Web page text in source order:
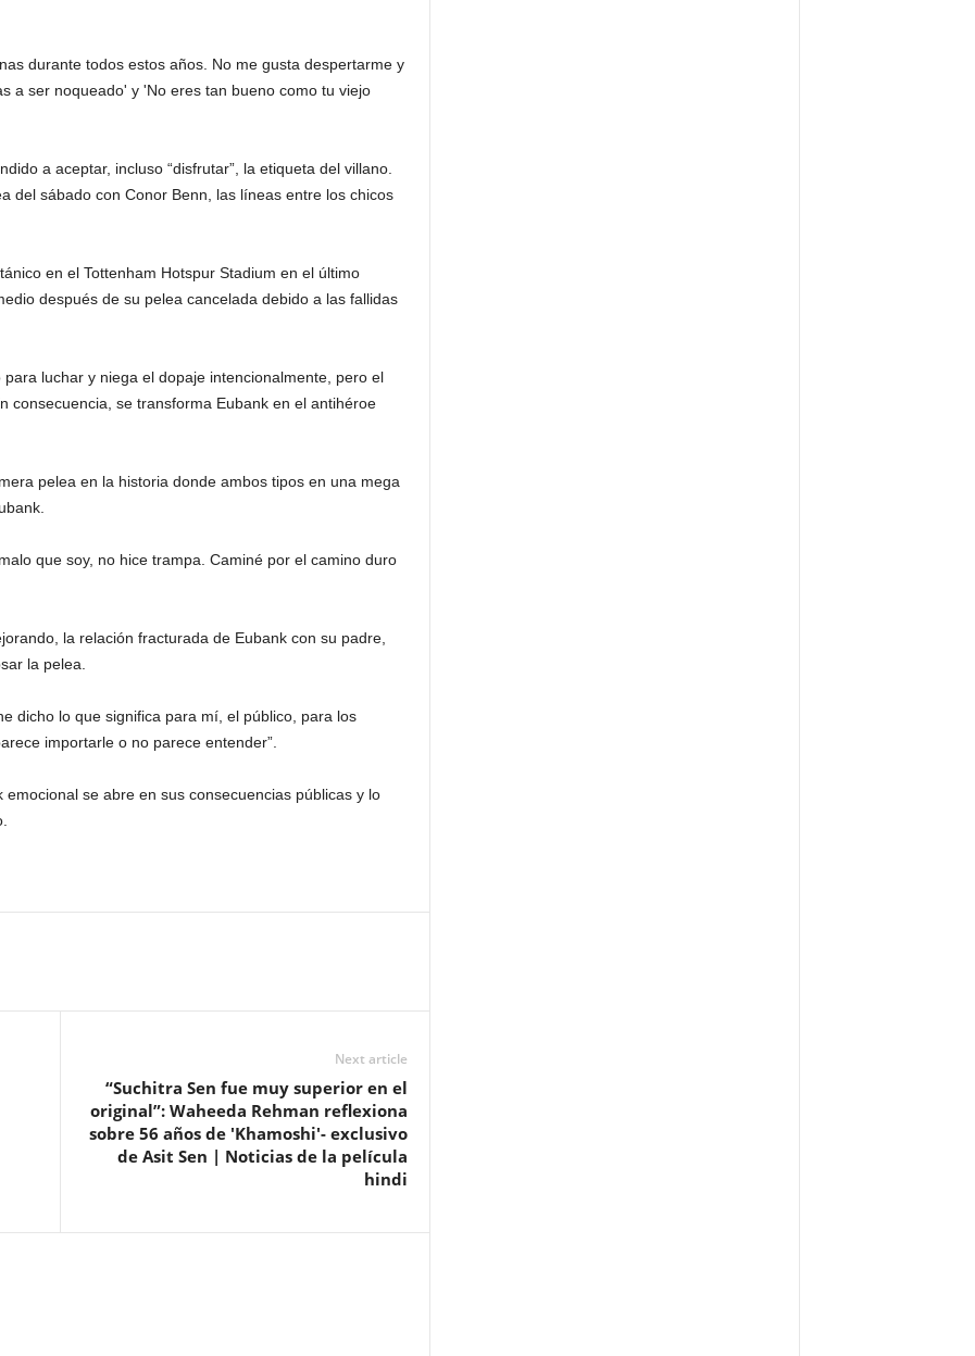
durante todos estos años. No me gusta despertarme y
a ser noqueado' y 'No eres tan bueno como tu viejo
a aceptar, incluso “disfrutar”, la etiqueta del villano.
del sábado con Conor Benn, las líneas entre los chicos
en el Tottenham Hotspur Stadium en el último
después de su pelea cancelada debido a las fallidas
luchar y niega el dopaje intencionalmente, pero el
consecuencia, se transforma Eubank en el antihéroe
pelea en la historia donde ambos tipos en una mega
que soy, no hice trampa. Caminé por el camino duro
la relación fracturada de Eubank con su padre,
la pelea.
dicho lo que significa para mí, el público, para los
importarle o no parece entender”.
se abre en sus consecuencias públicas y lo
Next article
“Suchitra Sen fue muy superior en el
original”: Waheeda Rehman reflexiona
sobre 56 años de 'Khamoshi'- exclusivo
de Asit Sen | Noticias de la película
hindi